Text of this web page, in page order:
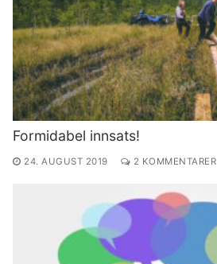
Formidabel innsats!
24. AUGUST 2019 2 KOMMENTARER